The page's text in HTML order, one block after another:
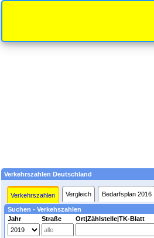
Verkehrszahlen Deutschland
Verkehrszahlen Vergleich Bedarfsplan 2016
Suchen - Verkehszahlen
Jahr
Straße Ort|Zählstelle|TK-Blatt